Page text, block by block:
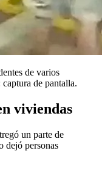
de varios
de pantalla.
viviendas
un parte de
dejó personas